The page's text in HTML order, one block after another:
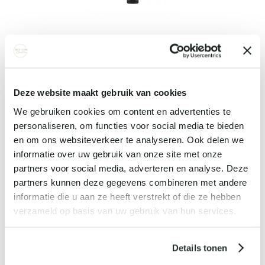
Deze website maakt gebruik van cookies
We gebruiken cookies om content en advertenties te
personaliseren, om functies voor social media te bieden
en om ons websiteverkeer te analyseren. Ook delen we
informatie over uw gebruik van onze site met onze
partners voor social media, adverteren en analyse. Deze
partners kunnen deze gegevens combineren met andere
informatie die u aan ze heeft verstrekt of die ze hebben
verzameld op basis van uw gebruik van hun services.
Details tonen
Bekijk details
MARC INBANE EXFOLIATING MITT